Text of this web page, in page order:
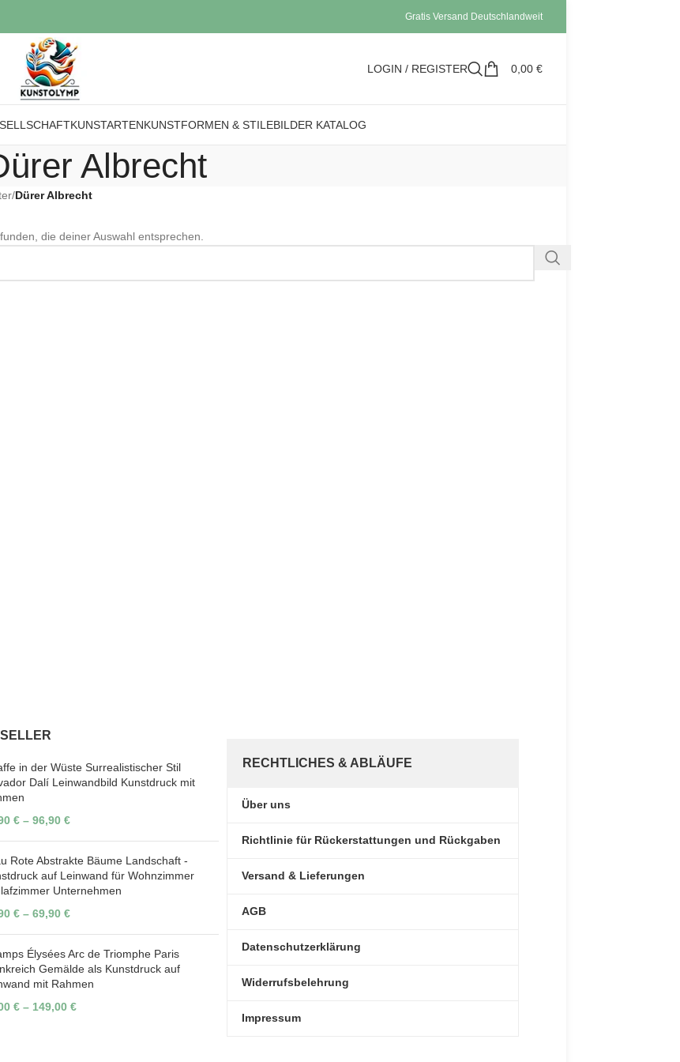
Gratis Versand Deutschlandweit
LOGIN / REGISTER 0,00 €
KUNSTARTENKUNSTFORMEN & STILEBILDER KATALOG
Albrecht
/Dürer Albrecht
die deiner Auswahl entsprechen.
in der Wüste Surrealistischer Stil
Dalí Leinwandbild Kunstdruck mit
€– 96,90 €
Rote Abstrakte Bäume Landschaft -
auf Leinwand für Wohnzimmer
Unternehmen
€– 69,90 €
Élysées Arc de Triomphe Paris
Gemälde als Kunstdruck auf
mit Rahmen
€– 149,00 €
RECHTLICHES & ABLÄUFE
Über uns
Richtlinie für Rückerstattungen und Rückgaben
Versand & Lieferungen
AGB
Datenschutzerklärung
Widerrufsbelehrung
Impressum